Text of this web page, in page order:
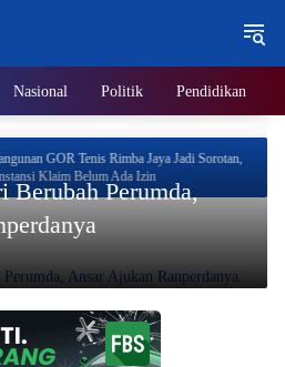
Nasional Politik Pendidikan
GOR Tenis Rimba Jaya Jadi Sorotan,
Klaim Belum Ada Izin
Perumda,